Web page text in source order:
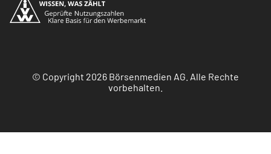
© Copyright 2026 Börsenmedien AG. Alle Rechte
vorbehalten.